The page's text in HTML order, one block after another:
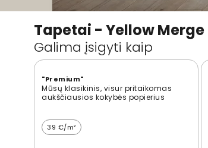
Tapetai - Yellow Merge
Galima įsigyti kaip
"Premium"
Mūsų klasikinis, visur pritaikomas
aukščiausios kokybės popierius
39 €/m²